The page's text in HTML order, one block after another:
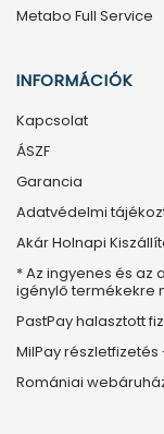
Metabo Full Service
INFORMÁCIÓK
Kapcsolat
ÁSZF
Garancia
Adatvédelmi
Akár Holnapi
* Az ingyenes és az
igénylő termékekre
PastPay halasztott
MilPay
Romániai